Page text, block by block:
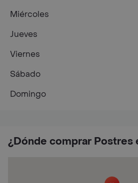
¿Dónde comprar Postres
Miércoles
Jueves
Viernes
Sábado
Domingo